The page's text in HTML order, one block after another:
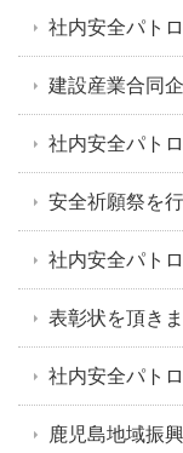
社内安全パト
建設産業合同
社内安全パト
安全祈願祭を
社内安全パト
表彰状を頂き
社内安全パト
鹿児島地域振